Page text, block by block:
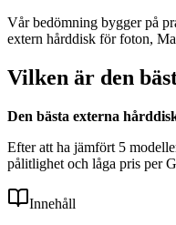
Vår bedömning bygger på
extern hårddisk för foton,
Vilken är den
Den bästa externa
Efter att ha jämfört 5
pålitlighet och låga pris per
Innehåll